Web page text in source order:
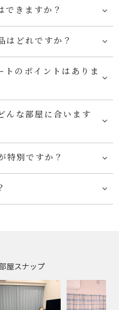
できますか？
はどれですか？
トのポイントはありま
んな部屋に合います
特別ですか？
屋スナップ